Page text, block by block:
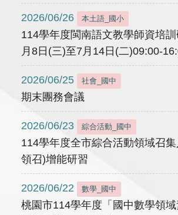
2026/06/26 本土語_國小
114學年度閩南語文教學師資培
月8日(三)至7月14日(二)09:00-
2026/06/25 社會_國中
期末團務會議
2026/06/23 綜合活動_國中
114學年度全市綜合活動領域召
領召)增能研習
2026/06/22 數學_國中
桃園市114學年度「國中數學領